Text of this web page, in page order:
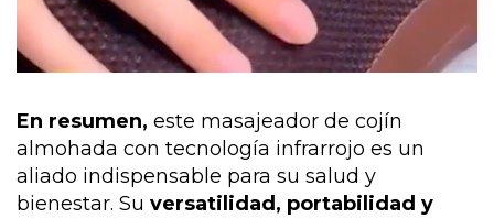
En resumen, este masajeador de cojín
almohada con tecnología infrarrojo es un
aliado indispensable para su salud y
bienestar. Su versatilidad, portabilidad y